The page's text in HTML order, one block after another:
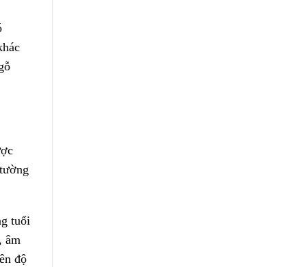
tuổi
âm
độ